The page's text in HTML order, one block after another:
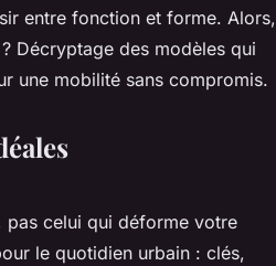
entre fonction et forme. Alors,
Décryptage des modèles qui
une mobilité sans compromis.
pas celui qui déforme votre
le quotidien urbain : clés,